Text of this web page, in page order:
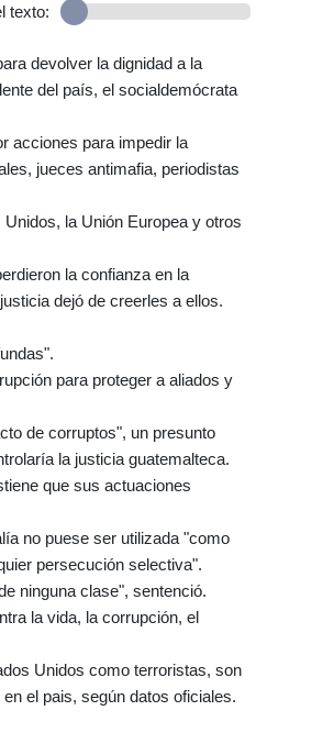
texto:
devolver la dignidad a la
del país, el socialdemócrata
acciones para impedir la
jueces antimafia, periodistas
la Unión Europea y otros
la confianza en la
dejó de creerles a ellos.
para proteger a aliados y
de corruptos", un presunto
la justicia guatemalteca.
que sus actuaciones
no puese ser utilizada "como
persecución selectiva".
ninguna clase", sentenció.
la vida, la corrupción, el
Unidos como terroristas, son
el pais, según datos oficiales.